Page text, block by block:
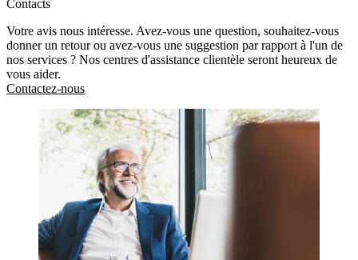
Contacts
Votre avis nous intéresse. Avez-vous une question, souhaitez-vous
donner un retour ou avez-vous une suggestion par rapport à l'un de
nos services ? Nos centres d'assistance clientèle seront heureux de
vous aider.
Contactez-nous